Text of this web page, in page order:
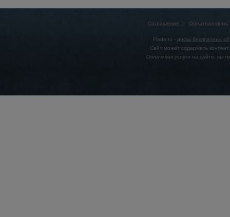
Соглашение | Обратная связь
Flado.ru - доска бесплатных
Сайт может содержать
Оплачивая услуги на сайте, вы